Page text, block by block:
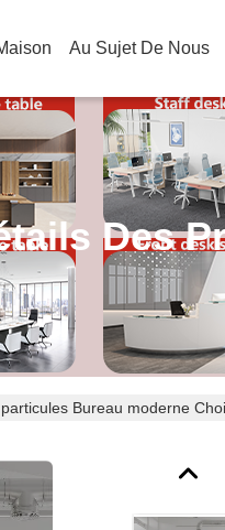
Au Sujet De Nous
Des
Bureau moderne